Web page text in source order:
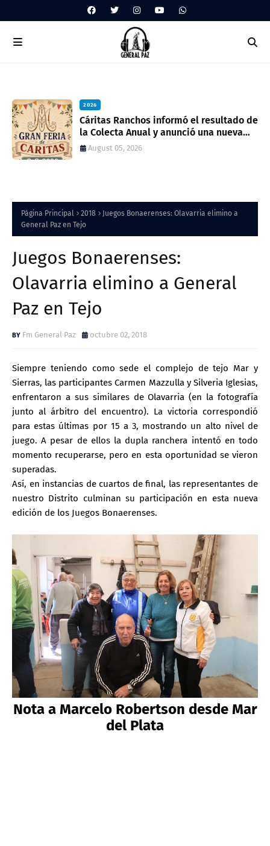
2026
Cáritas Ranchos informó el resultado de
la Colecta Anual y anunció una nueva
feria solidaria
August 05, 2026
Página Principal 2018
Juegos Bonaerenses: Olavarria elimino a
General Paz en Tejo
Juegos Bonaerenses:
Olavarria elimino a General
Paz en Tejo
Fm General Paz octubre 02, 2018
Siempre teniendo como sede el complejo de tejo Mar y
Sierras, las participantes Carmen Mazzulla y Silveria Iglesias,
enfrentaron a sus similares de Olavarria (en la fotografía
junto al árbitro del encuentro). La victoria correspondió
para estas últimas por 15 a 3, mostrando un alto nivel de
juego. A pesar de ellos la dupla ranchera intentó en todo
momento recuperarse, pero en esta oportunidad se vieron
superadas.
Así, en instancias de cuartos de final, las representantes de
nuestro Distrito culminan su participación en esta nueva
edición de los Juegos Bonaerenses.
Nota a Marcelo Robertson desde Mar
del Plata